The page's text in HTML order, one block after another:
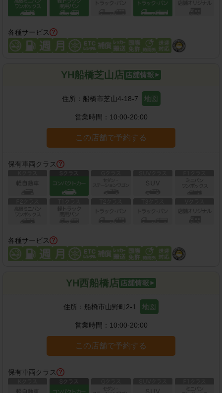
各種サービス
YH船橋芝山店
住所： 船橋市芝山4-18-7 地図
営業時間： 10:00-20:00
この店舗で予約する
保有車両クラス
各種サービス
YH西船橋店
住所： 船橋市山野町2-1 地図
営業時間： 10:00-20:00
この店舗で予約する
保有車両クラス